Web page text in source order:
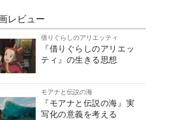
レビュー
借りぐらしのアリエッティ
『借りぐらしのアリエッ
ティ』の生きる思想
モアナと伝説の海
『モアナと伝説の海』実
写化の意義を考える